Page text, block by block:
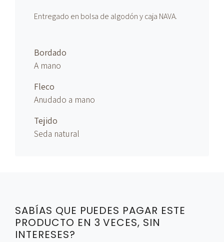
Entregado en bolsa de algodón y caja NAVA.
Bordado
A mano
Fleco
Anudado a mano
Tejido
Seda natural
SABÍAS QUE PUEDES PAGAR ESTE
PRODUCTO EN 3 VECES, SIN
INTERESES?